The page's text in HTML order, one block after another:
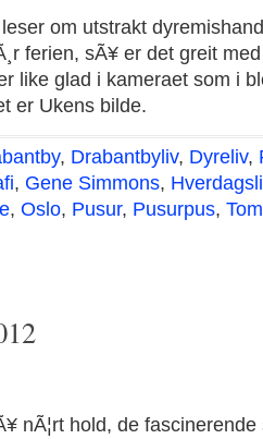
om utstrakt
ferien, sÃ¥ er det greit
like glad i kameraet som i
er Ukens bilde.
, Drabantbyliv, Dyreliv,
, Gene Simmons,
, Oslo, Pusur, Pusurpus,
nÃ¦rt hold, de